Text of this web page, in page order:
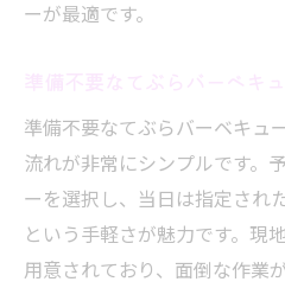
ーが最適です。
準備不要なてぶらバーベキュ
流れが非常にシンプルです。
ーを選択し、当日は指定され
という手軽さが魅力です。現
用意されており、面倒な作業